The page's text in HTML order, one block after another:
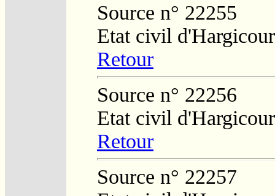
Source n° 22255
Etat civil
Retour
Source n° 22256
Etat civil
Retour
Source n° 22257